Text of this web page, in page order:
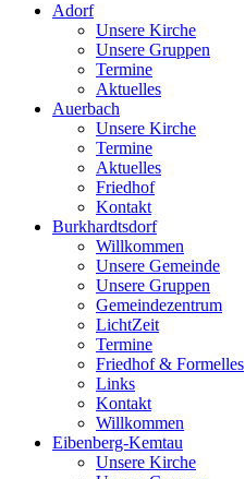
Adorf
Unsere Kirche
Unsere Gruppen
Termine
Aktuelles
Auerbach
Unsere Kirche
Termine
Aktuelles
Friedhof
Kontakt
Burkhardtsdorf
Willkommen
Unsere Gemeinde
Unsere Gruppen
Gemeindezentrum
LichtZeit
Termine
Friedhof & Formelles
Links
Kontakt
Willkommen
Eibenberg-Kemtau
Unsere Kirche